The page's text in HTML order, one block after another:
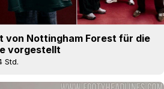
von Nottingham Forest für die
vorgestellt
Std.